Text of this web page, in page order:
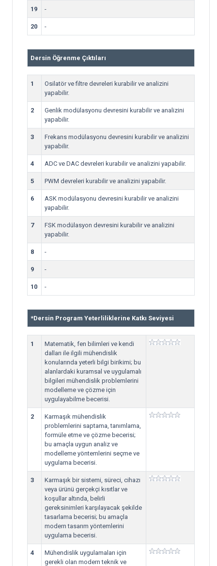
19 -
20 -
Dersin Öğrenme Çıktıları
1
Osilatör ve filtre devreleri kurabilir ve analizini
yapabilir.
2
Genlik modülasyonu devresini kurabilir ve analizini
yapabilir.
3
Frekans modülasyonu devresini kurabilir ve analizini
yapabilir.
4 ADC ve DAC devreleri kurabilir ve analizini yapabilir.
5 PWM devreleri kurabilir ve analizini yapabilir.
6
ASK modülasyonu devresini kurabilir ve analizini
yapabilir.
7
FSK modülasyon devresini kurabilir ve analizini
yapabilir.
8 -
9 -
10 -
*Dersin Program Yeterliliklerine Katkı Seviyesi
1
Matematik, fen bilimleri ve kendi
dalları ile ilgili mühendislik
konularında yeterli bilgi birikimi; bu
alanlardaki kuramsal ve uygulamalı
bilgileri mühendislik problemlerini
modelleme ve çözme için
uygulayabilme becerisi.
2
Karmaşık mühendislik
problemlerini saptama, tanımlama,
formüle etme ve çözme becerisi;
bu amaçla uygun analiz ve
modelleme yöntemlerini seçme ve
uygulama becerisi.
3
Karmaşık bir sistemi, süreci, cihazı
veya ürünü gerçekçi kısıtlar ve
koşullar altında, belirli
gereksinimleri karşılayacak şekilde
tasarlama becerisi; bu amaçla
modern tasarım yöntemlerini
uygulama becerisi.
4
Mühendislik uygulamaları için
gerekli olan modern teknik ve